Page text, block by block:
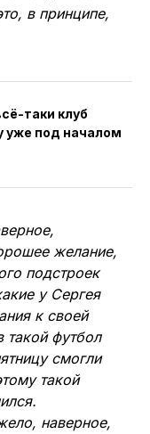
в принципе,
таки клуб
уже под началом
желание,
подстроек
у Сергея
к своей
футбол
смогли
такой
наверное,